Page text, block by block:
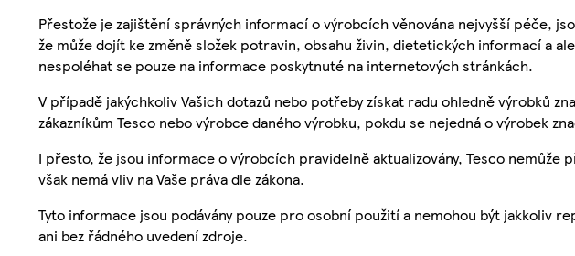
Přestože je zajištění správných informací o výrobcích věnována nejvyšší péče,
že může dojít ke změně složek potravin, obsahu živin, dietetických informací a
nespoléhat se pouze na informace poskytnuté na internetových stránkách.
V případě jakýchkoliv Vašich dotazů nebo potřeby získat radu ohledně výrobků
zákazníkům Tesco nebo výrobce daného výrobku, pokdu se nejedná o výrobek
I přesto, že jsou informace o výrobcích pravidelně aktualizovány, Tesco
však nemá vliv na Vaše práva dle zákona.
Tyto informace jsou podávány pouze pro osobní použití a nemohou být jakkoliv
ani bez řádného uvedení zdroje.